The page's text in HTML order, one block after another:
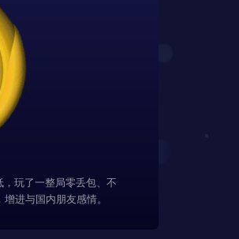
玩了一整局零丢包、不
进与国内朋友感情。